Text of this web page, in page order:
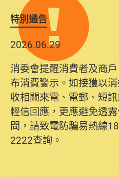
特別通告
2026.06.29
消委會提醒消費者及商
布消費警示。如接獲以
收相關來電、電郵、短
輕信回應，更應避免透
問，請致電防騙易熱線
2222查詢。